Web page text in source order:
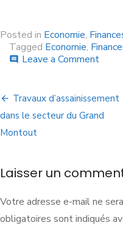
Posted in Economie,
Tagged Economie,
comment Leave a Comment
Travaux d’assainissement
dans le secteur du Grand
Montout
Laisser un
Votre adresse e-mail ne
obligatoires sont indiqués